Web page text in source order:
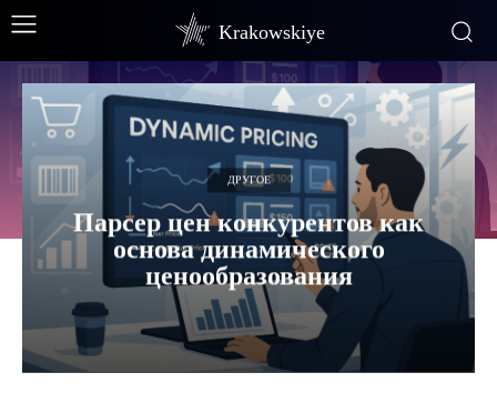
Krakowskiye
ДРУГОЕ
Парсер цен конкурентов как
основа динамического
ценообразования